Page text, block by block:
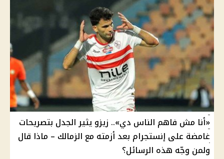
«أنا مش فاهم الناس دي».. زيزو يثير الجدل بتصريحات
غامضة على إنستجرام بعد أزمته مع الزمالك – ماذا قال
ولمن وجّه هذه الرسائل؟